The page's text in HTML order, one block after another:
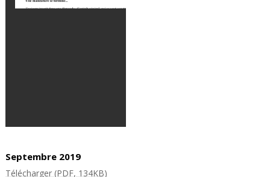
Septembre 2019
Télécharger (PDF, 134KB)